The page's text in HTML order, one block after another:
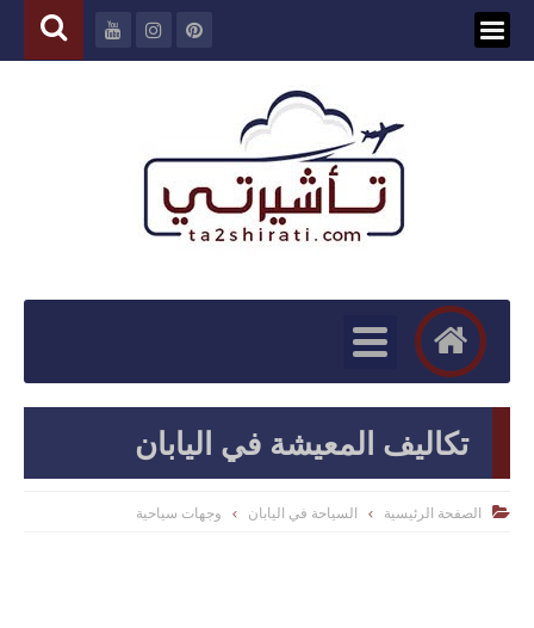
تكاليف المعيشة في اليابان
 الصفحة الرئيسية السياحة في اليابان وجهات سياحية